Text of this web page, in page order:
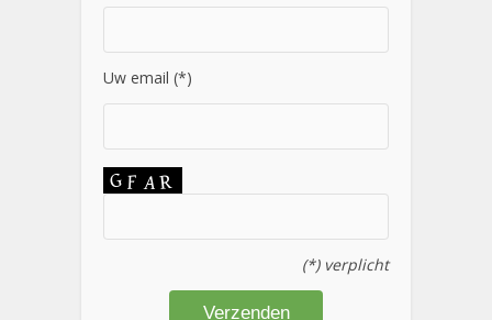
Uw email (*)
(*) verplicht